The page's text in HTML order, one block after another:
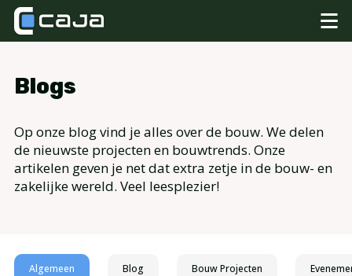
Blogs
Op onze blog vind je alles over de bouw. We delen
de nieuwste projecten en bouwtrends. Onze
artikelen geven je net dat extra zetje in de bouw- en
zakelijke wereld. Veel leesplezier!
Algemeen Blog Bouw Projecten